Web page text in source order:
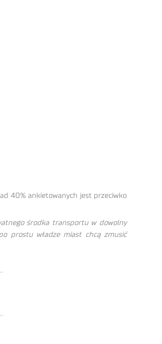
40% ankietowanych jest przeciwko
środka transportu w dowolny
prostu władze miast chcą zmusić